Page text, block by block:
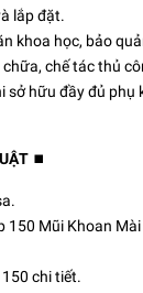
lắp đặt.
khoa học, bảo
chế tác thủ
sở hữu đầy đủ phụ
⏹️
150 Mũi Khoan
chi tiết.